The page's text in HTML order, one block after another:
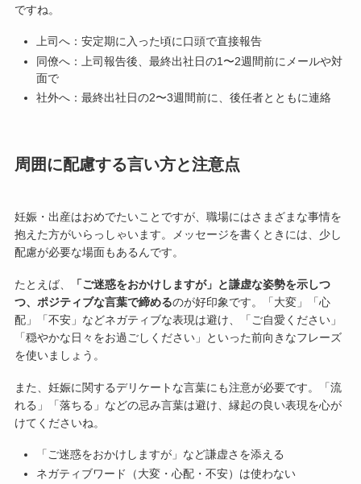
ですね。
上司へ：安定期に入った頃に口頭で直接報告
同僚へ：上司報告後、最終出社日の1〜2週間前にメールや対
面で
社外へ：最終出社日の2〜3週間前に、後任者とともに連絡
周囲に配慮する言い方と注意点
妊娠・出産はおめでたいことですが、職場にはさまざまな事情を
抱えた方がいらっしゃいます。メッセージを書くときには、少し
配慮が必要な場面もあるんです。
たとえば、
「ご迷惑をおかけしますが」と謙虚な姿勢を示しつ
つ、ポジティブな言葉で締めるのが好印象です。「大変」「心
配」「不安」などネガティブな表現は避け、「ご自愛ください」
「穏やかな日々をお過ごしください」といった前向きなフレーズ
を使いましょう。
また、妊娠に関するデリケートな言葉にも注意が必要です。「流
れる」「落ちる」などの忌み言葉は避け、縁起の良い表現を心が
けてくださいね。
「ご迷惑をおかけしますが」など謙虚さを添える
ネガティブワード（大変・心配・不安）は使わない